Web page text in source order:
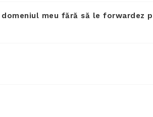
meu fără să le forwardez